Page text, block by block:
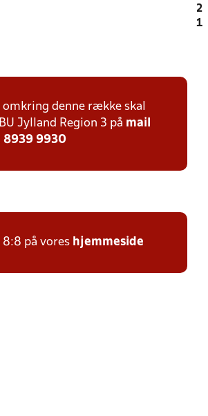
2
1
omkring denne række skal
Jylland Region 3 på mail
8939 9930
på vores hjemmeside